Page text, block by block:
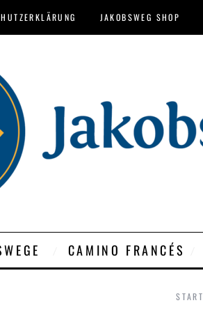
JAKOBSWEG SHOP
CAMINO FRANCÉS
START